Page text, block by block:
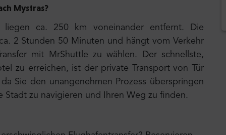
Mystras?
ca. 250 km voneinander entfernt. Die
2 Stunden 50 Minuten und hängt vom Verkehr
mit MrShuttle zu wählen. Der schnellste,
zu erreichen, ist der private Transport von Tür
Sie den unangenehmen Prozess überspringen
zu navigieren und Ihren Weg zu finden.